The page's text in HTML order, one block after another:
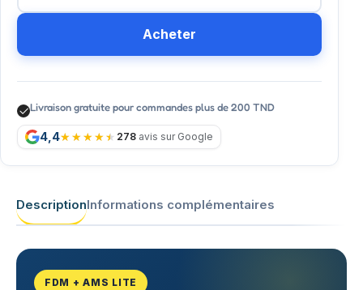
Acheter
Livraison gratuite pour commandes plus de 200 TND
4,4 278 avis sur Google
DescriptionInformations complémentaires
FDM + AMS LITE